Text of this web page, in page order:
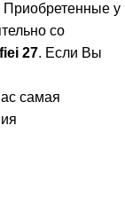
Приобретенные у
со
27. Если Вы
самая